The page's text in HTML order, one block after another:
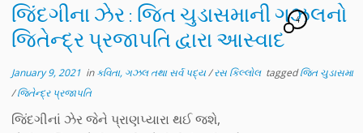
જિંદગીના ઝેર : જિત ચુડાસમાની ગઝલનો
જિતેન્દ્ર પ્રજાપતિ દ્વારા આસ્વાદ
4
January 9, 2021 inકવિતા, ગઝલ તથા સર્વ પદ્ય/રસ કિલ્લોલ taggedજિત ચુડાસમા
/જિતેન્દ્ર પ્રજાપતિ
જિંદગીનાં ઝેર જેને પ્રાણપ્યારા થઈ જશે,